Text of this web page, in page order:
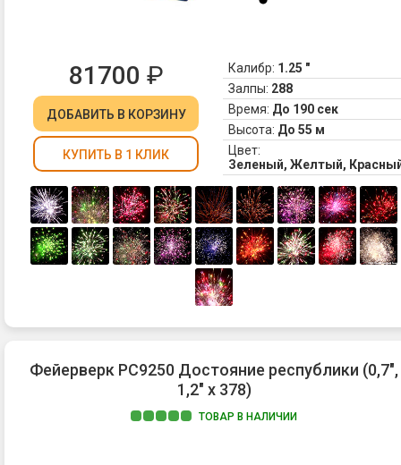
81700 ₽
ДОБАВИТЬ В КОРЗИНУ
КУПИТЬ В 1 КЛИК
Калибр: 1.25 "
Залпы: 288
Время: До 190 сек
Высота: До 55 м
Цвет:
Зеленый, Желтый,
Фейерверк РС9250 Достояние республики (0,7",
1,2" х 378)
ТОВАР В НАЛИЧИИ